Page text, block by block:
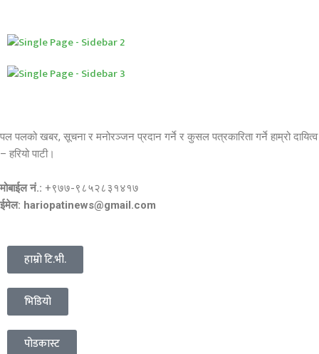
पल पलको खबर, सूचना र मनोरञ्जन प्रदान गर्ने र कुसल पत्रकारिता गर्ने हाम्रो दायित्व
– हरियो पाटी।
मोबाईल नं.: +९७७-९८५२८३१४१७
ईमेल: hariopatinews@gmail.com
हाम्रो टि.भी.
भिडियो
पोडकास्ट